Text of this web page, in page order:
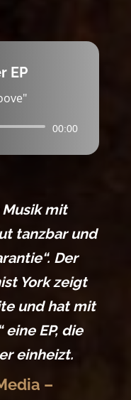
EP
00:00
mit
tanzbar und
Der
York zeigt
und hat mit
eine EP, die
einheizt.
–